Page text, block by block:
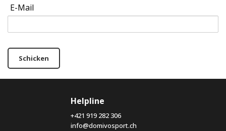
E-Mail
Schicken
Helpline
+421 919 282 306
info@domivosport.ch